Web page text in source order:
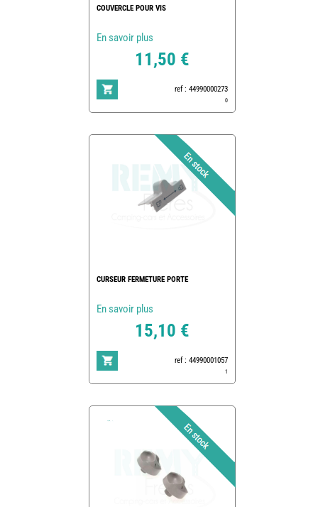
COUVERCLE POUR VIS
En savoir plus
11,50 €
ref : 44990000273
0
CURSEUR FERMETURE PORTE
En savoir plus
15,10 €
ref : 44990001057
1